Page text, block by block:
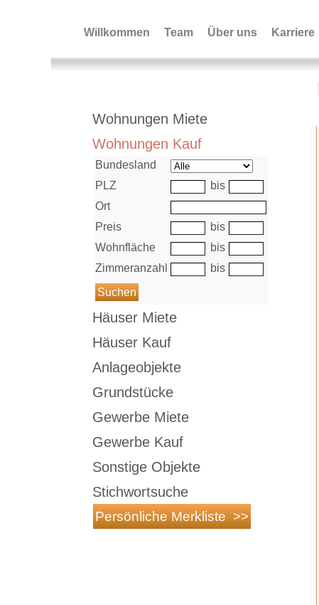
Willkommen Team Über uns Karriere
Immobiliensuche+Bild
Wohnungen Miete
Wohnungen Kauf
Bundesland
PLZ
bis
Ort
Preis
bis
Wohnfläche
bis
Zimmeranzahl
bis
Häuser Miete
Häuser Kauf
Anlageobjekte
Grundstücke
Gewerbe Miete
Gewerbe Kauf
Sonstige Objekte
Stichwortsuche